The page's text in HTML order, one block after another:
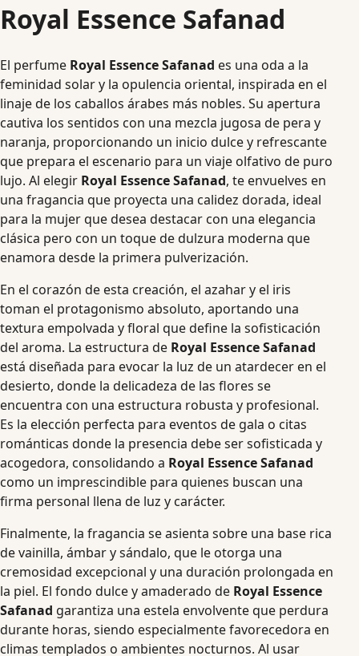
Royal Essence Safanad
El perfume Royal Essence Safanad es una oda a la
feminidad solar y la opulencia oriental, inspirada en el
linaje de los caballos árabes más nobles. Su apertura
cautiva los sentidos con una mezcla jugosa de pera y
naranja, proporcionando un inicio dulce y refrescante
que prepara el escenario para un viaje olfativo de puro
lujo. Al elegir Royal Essence Safanad, te envuelves en
una fragancia que proyecta una calidez dorada, ideal
para la mujer que desea destacar con una elegancia
clásica pero con un toque de dulzura moderna que
enamora desde la primera pulverización.
En el corazón de esta creación, el azahar y el iris
toman el protagonismo absoluto, aportando una
textura empolvada y floral que define la sofisticación
del aroma. La estructura de Royal Essence Safanad
está diseñada para evocar la luz de un atardecer en el
desierto, donde la delicadeza de las flores se
encuentra con una estructura robusta y profesional.
Es la elección perfecta para eventos de gala o citas
románticas donde la presencia debe ser sofisticada y
acogedora, consolidando a Royal Essence Safanad
como un imprescindible para quienes buscan una
firma personal llena de luz y carácter.
Finalmente, la fragancia se asienta sobre una base rica
de vainilla, ámbar y sándalo, que le otorga una
cremosidad excepcional y una duración prolongada en
la piel. El fondo dulce y amaderado de Royal Essence
Safanad garantiza una estela envolvente que perdura
durante horas, siendo especialmente favorecedora en
climas templados o ambientes nocturnos. Al usar